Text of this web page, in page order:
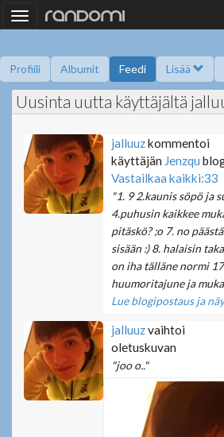
Toggle
navigation
Profiili Albumit Feedi Lisää
Kysy minulta Tietoa Kaverikirja
Uusinta uutta käyttäjältä
jalluuzkommentoi
käyttäjän Jenzqu
Vastailkaa kaikki:33
"1. 9 2.kaunis söpö ja
4.puhusin kaikkee
pitäskö? ;o 7. no
sisään :) 8. halaisin
on iha tälläne normi
huumoritajune ja
Lue blogipostaus ja
jalluuzvaihtoi
oletuskuvan
"joo o.."